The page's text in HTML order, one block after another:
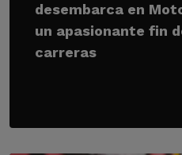
desembarca en
un apasionante fin
carreras